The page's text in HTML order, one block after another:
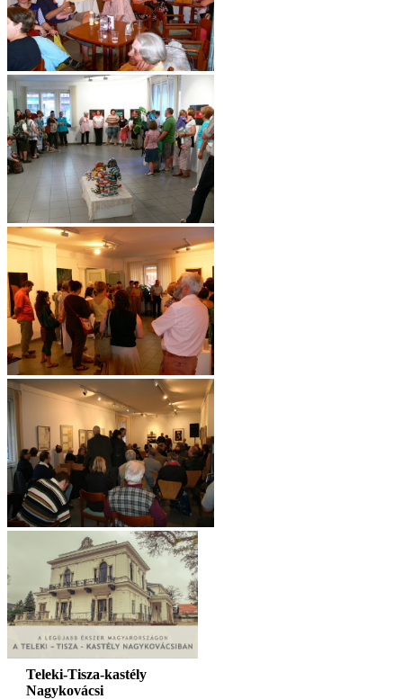
Teleki-Tisza-kastély
Nagykovácsi